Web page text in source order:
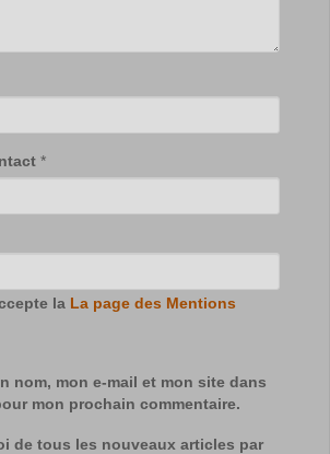
*
la La page des Mentions
nom, mon e-mail et mon site dans
mon prochain commentaire.
de tous les nouveaux articles par